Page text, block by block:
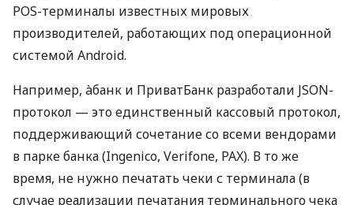
POS-терминалы известных мировых
производителей, работающих под операционной
системой Android.
Например, àбанк и ПриватБанк разработали JSON-
протокол — это единственный кассовый протокол,
поддерживающий сочетание со всеми вендорами
в парке банка (Ingenico, Verifone, PAX). В то же
время, не нужно печатать чеки с терминала (в
случае реализации печатания терминального чека